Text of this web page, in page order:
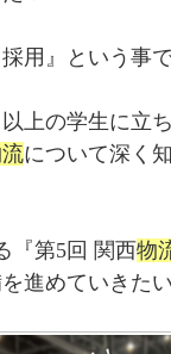
用』という事
上の学生に立
について深く
『第5回 関西物
進めていきた